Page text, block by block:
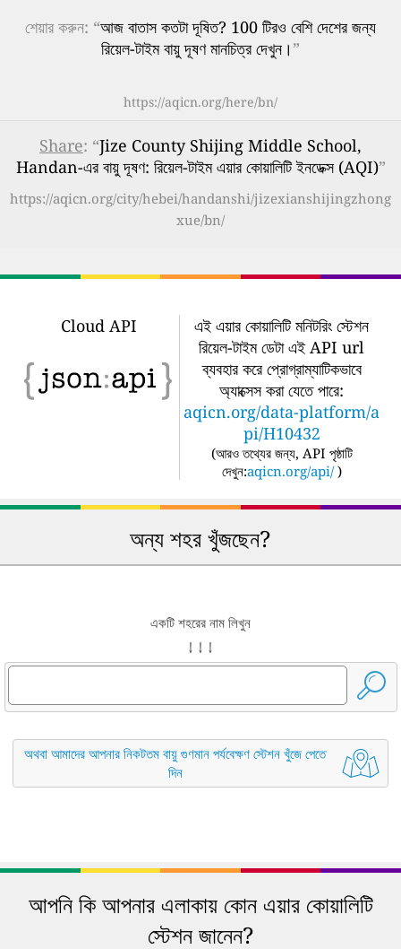
শেয়ার করুন: “আজ বাতাস কতটা দূষিত? 100 টিরও বেশি দেশের জন্য
রিয়েল-টাইম বায়ু দূষণ মানচিত্র দেখুন।”
https://aqicn.org/here/bn/
Share: “Jize County Shijing Middle School,
Handan-এর বায়ু দূষণ: রিয়েল-টাইম এয়ার কোয়ালিটি ইনডেক্স (AQI)”
https://aqicn.org/city/hebei/handanshi/jizexianshijingzhong
xue/bn/
Cloud API
এই এয়ার কোয়ালিটি মনিটরিং স্টেশন
রিয়েল-টাইম ডেটা এই API url
ব্যবহার করে প্রোগ্রাম্যাটিকভাবে
অ্যাক্সেস করা যেতে পারে:
aqicn.org/data-platform/a
pi/H10432
(আরও তথ্যের জন্য, API পৃষ্ঠাটি
দেখুন:aqicn.org/api/ )
অন্য শহর খুঁজছেন?
একটি শহরের নাম লিখুন
↓ ↓ ↓
অথবা আমাদের আপনার নিকটতম বায়ু গুণমান পর্যবেক্ষণ স্টেশন খুঁজে পেতে
দিন
আপনি কি আপনার এলাকায় কোন এয়ার কোয়ালিটি
স্টেশন জানেন?